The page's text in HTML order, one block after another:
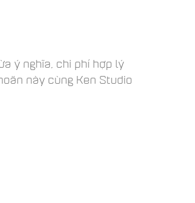
ý nghĩa, chi phí hợp lý
này cùng Ken Studio